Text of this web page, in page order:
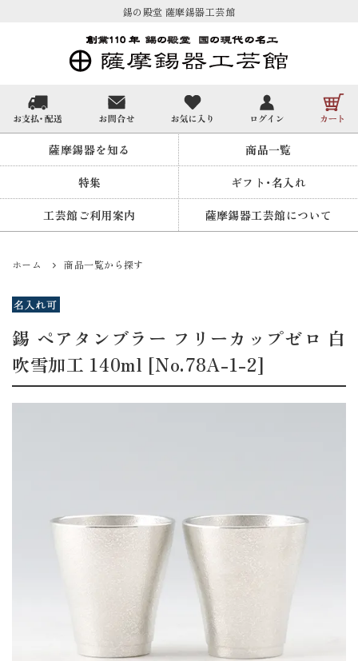
錫の殿堂 薩摩錫器工芸館
薩摩錫器を知る 商品一覧
特集 ギフト・名入れ
工芸館ご利用案内 薩摩錫器工芸館について
ホーム 商品一覧から探す
錫 ペアタンブラー フリーカップゼロ 白
吹雪加工 140ml [No.78A-1-2]